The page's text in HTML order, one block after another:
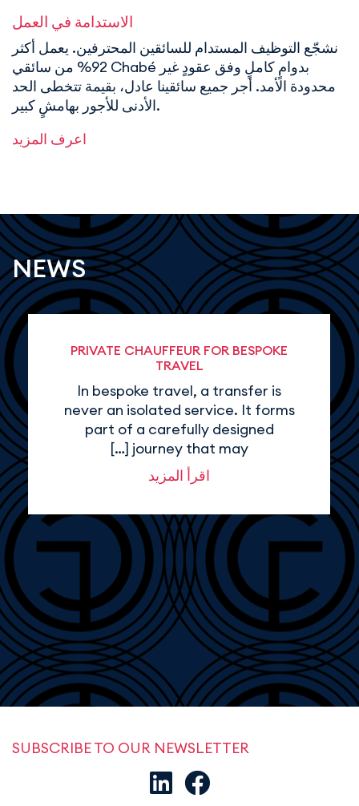
الاستدامة في العمل
نشجّع التوظيف المستدام للسائقين المحترفين. يعمل أكثر
92% من سائقي Chabé بدوامٍ كاملٍ وفق عقودٍ غير
محدودة الأمد. أجر جميع سائقينا عادل، بقيمة تتخطى الحد
الأدنى للأجور بهامشٍ كبير.
اعرف المزيد
NEWS
PRIVATE CHAUFFEUR FOR BESPOKE
TRAVEL
In bespoke travel, a transfer is
never an isolated service. It forms
part of a carefully designed
journey that may […]
اقرأ المزيد
SUBSCRIBE TO OUR NEWSLETTER